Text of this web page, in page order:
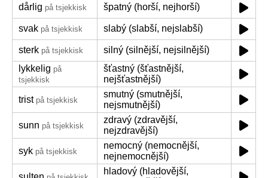
dårlig på tsjekkisk špatný (horší, nejhorší)
svak på tsjekkisk slabý (slabší, nejslabší)
sterk på tsjekkisk
silný (silnější, nejsilnější)
lykkelig på
tsjekkisk
šťastný (šťastnější,
nejšťastnější)
trist på tsjekkisk
smutný (smutnější,
nejsmutnější)
sunn på tsjekkisk
zdravý (zdravější,
nejzdravější)
syk på tsjekkisk
nemocný (nemocnější,
nejnemocnější)
hladový (hladovější,